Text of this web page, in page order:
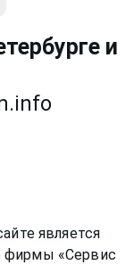
и
является
фирмы «Сервис